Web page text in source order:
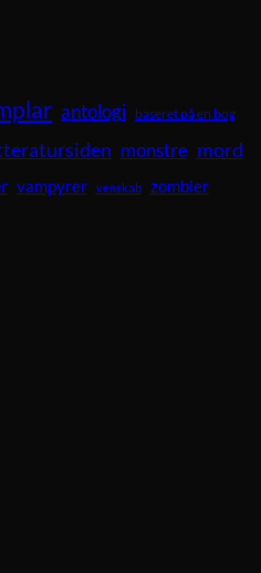
antologi baseret på en bog
monstre mord
vampyrer venskab zombier